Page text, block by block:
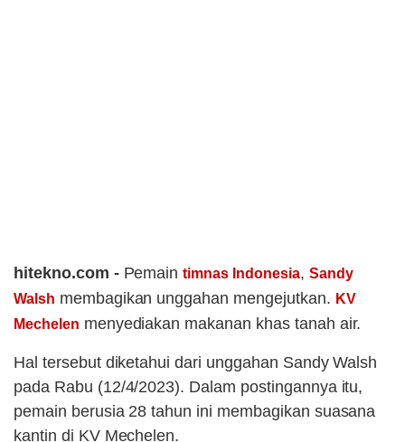
hitekno.com - Pemaintimnas Indonesia, Sandy
Walsh membagikan unggahan mengejutkan. KV
Mechelen menyediakan makanan khas tanah air.
Hal tersebut diketahui dari unggahan Sandy Walsh
pada Rabu (12/4/2023). Dalam postingannya itu,
pemain berusia 28 tahun ini membagikan suasana
kantin di KV Mechelen.